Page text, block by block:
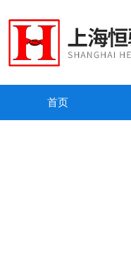
首页